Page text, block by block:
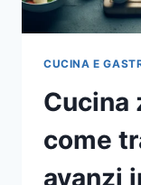
CUCINA E
Cucina
come
avanzi